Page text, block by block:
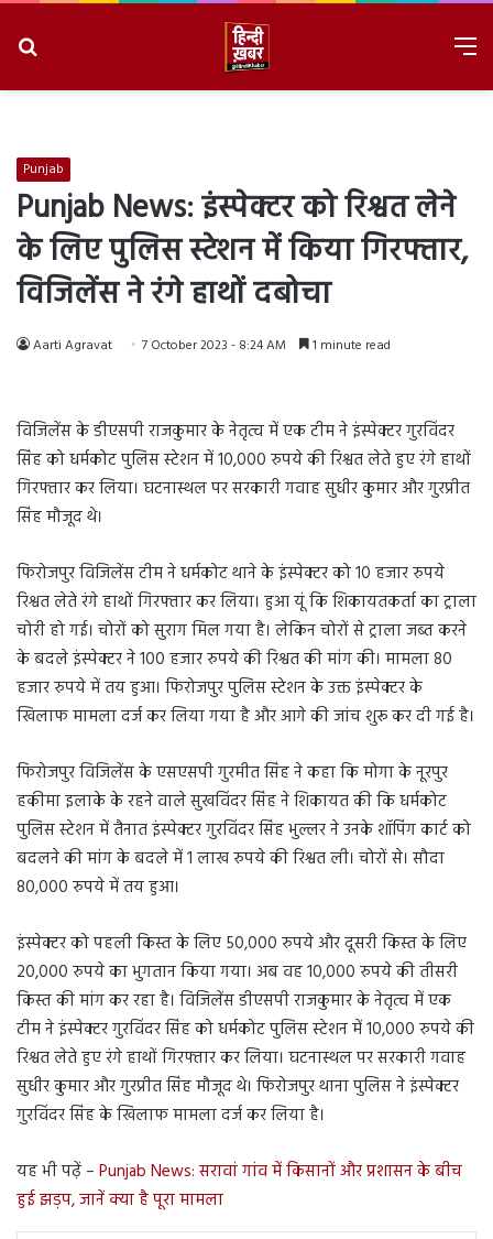
Punjab
Punjab News: इंस्पेक्टर को रिश्वत लेने
के लिए पुलिस स्टेशन में किया गिरफ्तार,
विजिलेंस ने रंगे हाथों दबोचा
Aarti Agravat 7 October 2023 - 8:24 AM 1 minute read
विजिलेंस के डीएसपी राजकुमार के नेतृत्व में एक टीम ने इंस्पेक्टर गुरविंदर
सिंह को धर्मकोट पुलिस स्टेशन में 10,000 रुपये की रिश्वत लेते हुए रंगे हाथों
गिरफ्तार कर लिया। घटनास्थल पर सरकारी गवाह सुधीर कुमार और गुरप्रीत
सिंह मौजूद थे।
फिरोजपुर विजिलेंस टीम ने धर्मकोट थाने के इंस्पेक्टर को 10 हजार रुपये
रिश्वत लेते रंगे हाथों गिरफ्तार कर लिया। हुआ यूं कि शिकायतकर्ता का ट्राला
चोरी हो गई। चोरों को सुराग मिल गया है। लेकिन चोरों से ट्राला जब्त करने
के बदले इंस्पेक्टर ने 100 हजार रुपये की रिश्वत की मांग की। मामला 80
हजार रुपये में तय हुआ। फिरोजपुर पुलिस स्टेशन के उक्त इंस्पेक्टर के
खिलाफ मामला दर्ज कर लिया गया है और आगे की जांच शुरू कर दी गई है।
फिरोजपुर विजिलेंस के एसएसपी गुरमीत सिंह ने कहा कि मोगा के नूरपुर
हकीमा इलाके के रहने वाले सुखविंदर सिंह ने शिकायत की कि धर्मकोट
पुलिस स्टेशन में तैनात इंस्पेक्टर गुरविंदर सिंह भुल्लर ने उनके शॉपिंग कार्ट को
बदलने की मांग के बदले में 1 लाख रुपये की रिश्वत ली। चोरों से। सौदा
80,000 रुपये में तय हुआ।
इंस्पेक्टर को पहली किस्त के लिए 50,000 रुपये और दूसरी किस्त के लिए
20,000 रुपये का भुगतान किया गया। अब वह 10,000 रुपये की तीसरी
किस्त की मांग कर रहा है। विजिलेंस डीएसपी राजकुमार के नेतृत्व में एक
टीम ने इंस्पेक्टर गुरविंदर सिंह को धर्मकोट पुलिस स्टेशन में 10,000 रुपये की
रिश्वत लेते हुए रंगे हाथों गिरफ्तार कर लिया। घटनास्थल पर सरकारी गवाह
सुधीर कुमार और गुरप्रीत सिंह मौजूद थे। फिरोजपुर थाना पुलिस ने इंस्पेक्टर
गुरविंदर सिंह के खिलाफ मामला दर्ज कर लिया है।
यह भी पढ़ें – Punjab News: सरावां गांव में किसानों और प्रशासन के बीच
हुई झड़प, जानें क्या है पूरा मामला